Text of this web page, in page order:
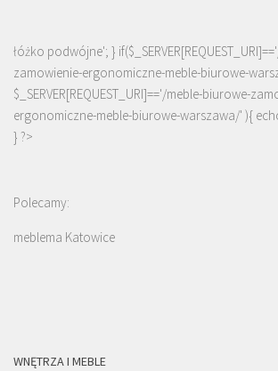
łóżko podwójne'; }
zamowienie-ergonomiczne-meble-biurowe-
$_SERVER[REQUEST_URI]=='/meble-biurowe-
ergonomiczne-meble-biurowe-warszawa/' ){
} ?>
Polecamy:
meblema Katowice
WNĘTRZA I MEBLE